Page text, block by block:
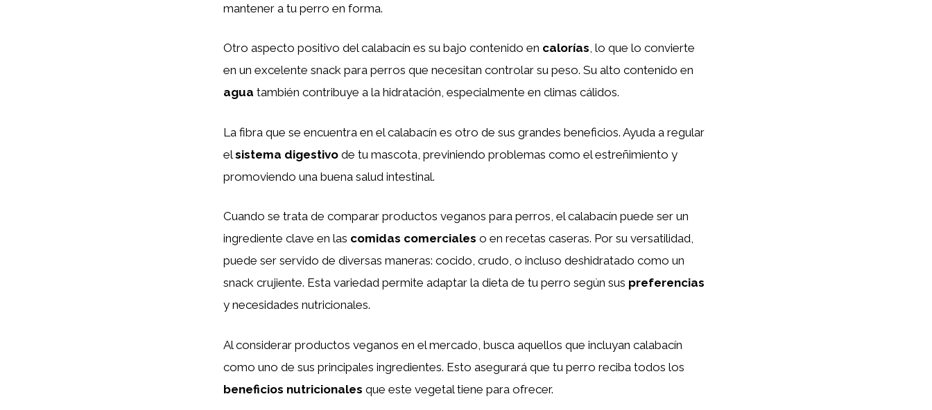
mantener a tu perro en forma.
Otro aspecto positivo del calabacín es su bajo contenido en calorías, lo que lo convierte
en un excelente snack para perros que necesitan controlar su peso. Su alto contenido en
agua también contribuye a la hidratación, especialmente en climas cálidos.
La fibra que se encuentra en el calabacín es otro de sus grandes beneficios. Ayuda a regular
elsistema digestivo de tu mascota, previniendo problemas como el estreñimiento y
promoviendo una buena salud intestinal.
Cuando se trata de comparar productos veganos para perros, el calabacín puede ser un
ingrediente clave en las comidas comerciales o en recetas caseras. Por su versatilidad,
puede ser servido de diversas maneras: cocido, crudo, o incluso deshidratado como un
snack crujiente. Esta variedad permite adaptar la dieta de tu perro según sus preferencias
y necesidades nutricionales.
Al considerar productos veganos en el mercado, busca aquellos que incluyan calabacín
como uno de sus principales ingredientes. Esto asegurará que tu perro reciba todos los
beneficios nutricionales que este vegetal tiene para ofrecer.